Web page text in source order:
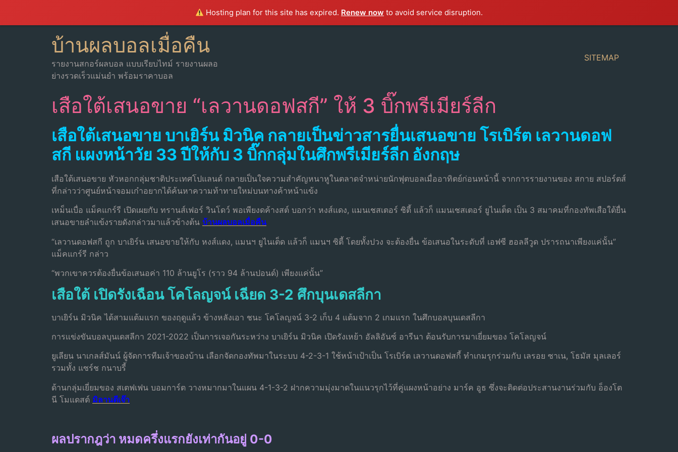
Hosting plan for this site has expired. Renew now to avoid service disruption.
บ้านผลบอลเมื่อคืน
รายงานสกอร์ผลบอล แบบเรียบไทม์ รายงานผลอ
ย่างรวดเร็วแม่นยำ พร้อมราคาบอล
SITEMAP
เสือใต้เสนอขาย “เลวานดอฟสกี” ให้ 3 บิ๊กพรีเมียร์ลีก
เสือใต้เสนอขาย บาเยิร์น มิวนิค กลายเป็นข่าวสารยื่นเสนอขาย โรเบิร์ต เลวานดอฟ
สกี แผงหน้าวัย 33 ปีให้กับ 3 บิ๊กกลุ่มในศึกพรีเมียร์ลีก อังกฤษ
เสือใต้เสนอขาย หัวหอกกลุ่มชาติประเทศโปแลนด์ กลายเป็นใจความสำคัญหนาหูในตลาดจำหน่ายนักฟุตบอลเมื่ออาทิตย์ก่อนหน้านี้ จากการรายงานของ สกาย สปอร์ตส์
ที่กล่าวว่าศูนย์หน้าจอมเก๋าอยากได้ค้นหาความท้าทายใหม่บนทางค้าหน้าแข้ง
เหม็นเบื่อ แม็คแกร์รี เปิดเผยกับ ทรานส์เฟอร์ วินโดว์ พอเพียงดค้างสต์ บอกว่า หงส์แดง, แมนเชสเตอร์ ซิตี้ แล้วก็ แมนเชสเตอร์ ยูไนเต็ด เป็น 3 สมาคมที่กองทัพเสือใต้ยื่น
เสนอขายลำแข้งรายดังกล่าวมาแล้วข้างต้น บ้านผลบอลเมื่อคืน
“เลวานดอฟสกี ถูก บาเยิร์น เสนอขายให้กับ หงส์แดง, แมนฯ ยูไนเต็ด แล้วก็ แมนฯ ซิตี้ โดยทั้งปวง จะต้องยื่น ข้อเสนอในระดับที่ เอฟซี ฮอลลีวูด ปรารถนาเพียงแค่นั้น”
แม็คแกร์รี กล่าว
“พวกเขาควรต้องยื่นข้อเสนอค่า 110 ล้านยูโร (ราว 94 ล้านปอนด์) เพียงแค่นั้น”
เสือใต้ เปิดรังเฉือน โคโลญจน์ เฉียด 3-2 ศึกบุนเดสลีกา
บาเยิร์น มิวนิค ได้สามแต้มแรก ของฤดูแล้ว ข้างหลังเอา ชนะ โคโลญจน์ 3-2 เก็บ 4 แต้มจาก 2 เกมแรก ในศึกบอลบุนเดสลีกา
การเเข่งขันบอลบุนเดสลีกา 2021-2022 เป็นการเจอกันระหว่าง บาเยิร์น มิวนิค เปิดรังเหย้า อัลลิอันซ์ อารีนา ต้อนรับการมาเยี่ยมของ โคโลญจน์
ยูเลียน นาเกลส์มันน์ ผู้จัดการทีมเจ้าของบ้าน เลือกจัดกองทัพมาในระบบ 4-2-3-1 ใช้หน้าเป้าเป็น โรเบิร์ต เลวานดอฟสกี้ ทำเกมรุกร่วมกับ เลรอย ซาเน, โธมัส มุลเลอร์
รวมทั้ง แซร์ช กนาบรี้
ด้านกลุ่มเยี่ยมของ สเตฟเฟน บอมการ์ต วางหมากมาในแผน 4-1-3-2 ฝากความมุ่งมาดในแนวรุกไว้ที่คู่แผงหน้าอย่าง มาร์ค อูธ ซึ่งจะติดต่อประสานงานร่วมกับ อ็องโต
นี โมแดสต์ มิลานตีเจ๊า
ผลปรากฎว่า หมดครึ่งแรกยังเท่ากันอยู่ 0-0